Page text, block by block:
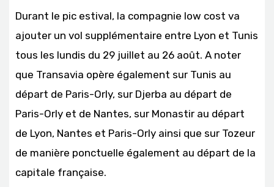
Durant le pic estival, la compagnie low cost va
ajouter un vol supplémentaire entre Lyon et Tunis
tous les lundis du 29 juillet au 26 août. A noter
que Transavia opère également sur Tunis au
départ de Paris-Orly, sur Djerba au départ de
Paris-Orly et de Nantes, sur Monastir au départ
de Lyon, Nantes et Paris-Orly ainsi que sur Tozeur
de manière ponctuelle également au départ de la
capitale française.